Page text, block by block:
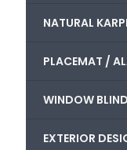
NATURAL
PLACEMAT /
WINDOW
EXTERIOR